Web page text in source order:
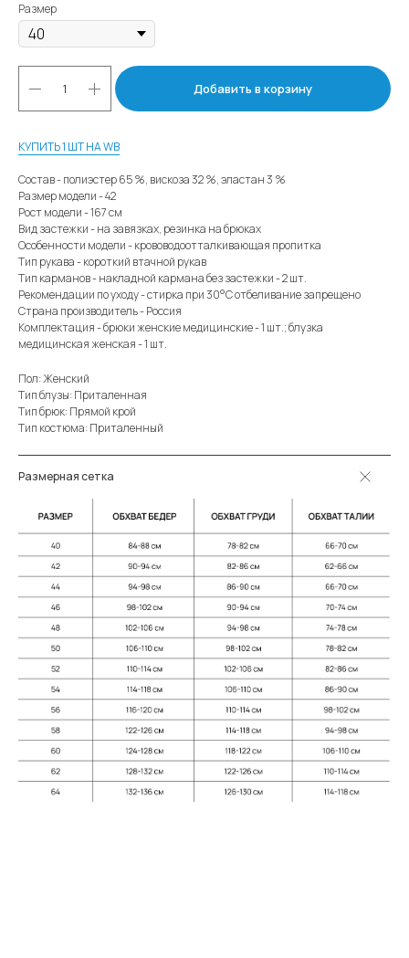
Размер
Добавить в корзину
КУПИТЬ 1 ШТ НА WB
Состав - полиэстер 65 %, вискоза 32 %, эластан 3 %
Размер модели - 42
Рост модели - 167 см
Вид застежки - на завязках, резинка на брюках
Особенности модели - крововодоотталкивающая пропитка
Тип рукава - короткий втачной рукав
Тип карманов - накладной кармана без застежки - 2 шт.
Рекомендации по уходу - стирка при 30°С отбеливание запрещено
Страна производитель - Россия
Комплектация - брюки женские медицинские - 1 шт.; блузка
медицинская женская - 1 шт.
Пол: Женский
Тип блузы: Приталенная
Тип брюк: Прямой крой
Тип костюма: Приталенный
Размерная сетка
Брюки
Мужская коллекция
Костюмы
Разделы:
Каталог
О компании
Отзывы
Вопросы
Меню: